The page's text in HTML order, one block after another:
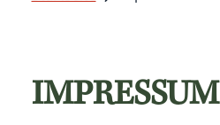
IMPRESSUM